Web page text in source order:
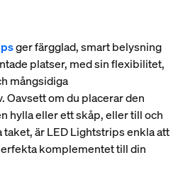
ger färgglad, smart belysning
platser, med sin flexibilitet,
mångsidiga
Oavsett om du placerar den
hylla eller ett skåp, eller till och
taket, är LED Lightstrips enkla att
komplementet till din